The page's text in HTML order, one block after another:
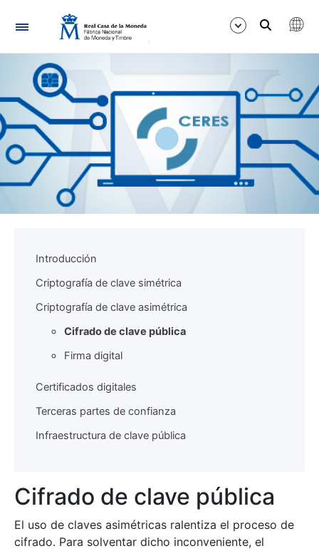
Navegación
Mostrar/Ocultar
Mostrar/Ocultar
Introducción
Criptografía de clave simétrica
Criptografía de clave asimétrica
Cifrado de clave pública
Firma digital
Certificados digitales
Terceras partes de confianza
Infraestructura de clave pública
Cifrado de clave pública
El uso de claves asimétricas ralentiza el proceso de
cifrado. Para solventar dicho inconveniente, el